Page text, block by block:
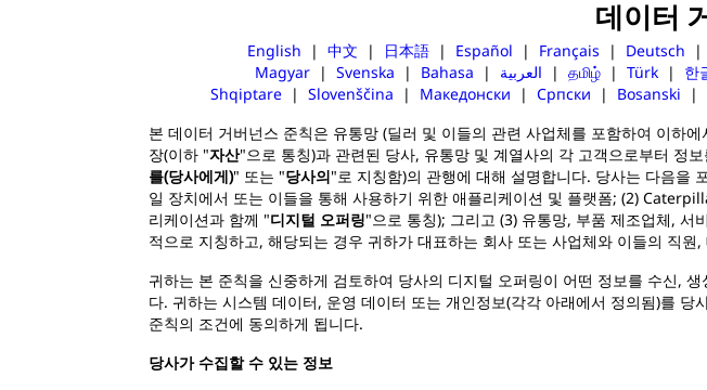
데이터
English | 中文 | 日本語| Español | Français | Deutsch |
Magyar| Svenska | Bahasa | العربية | தமிழ்| Türk| 한
Shqiptare| Slovenščina | Македонски | Српски | Bosanski |
본 데이터 거버넌스 준칙은 유통망 (딜러 및 이들의 관련 사업체를 포함하여 이하에
장(이하 "자산"으로 통칭)과 관련된 당사, 유통망 및 계열사의 각 고객으로부터 정
를(당사에게)" 또는 "당사의"로 지칭함)의 관행에 대해 설명합니다. 당사는 다음을
일 장치에서 또는 이들을 통해 사용하기 위한 애플리케이션 및 플랫폼; (2)
리케이션과 함께 "디지털 오퍼링"으로 통칭); 그리고 (3) 유통망, 부품 제조업체,
적으로 지칭하고, 해당되는 경우 귀하가 대표하는 회사 또는 사업체와 이들의 직원
귀하는 본 준칙을 신중하게 검토하여 당사의 디지털 오퍼링이 어떤 정보를 수신,
다. 귀하는 시스템 데이터, 운영 데이터 또는 개인정보(각각 아래에서 정의됨)를
준칙의 조건에 동의하게 됩니다.
당사가 수집할 수 있는 정보